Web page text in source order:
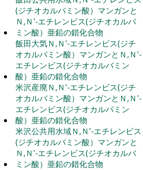
(ジチオカルバミン酸）マンガンと
Ｎ,Ｎ'-エチレンビス(ジチオカルバ
ミン酸）亜鉛の錯化合物
飯田大気Ｎ,Ｎ'-エチレンビス(ジチ
オカルバミン酸）マンガンとＮ,Ｎ'-
エチレンビス(ジチオカルバミン
酸）亜鉛の錯化合物
米沢産廃Ｎ,Ｎ'-エチレンビス(ジチ
オカルバミン酸）マンガンとＮ,Ｎ'-
エチレンビス(ジチオカルバミン
酸）亜鉛の錯化合物
米沢公共用水域Ｎ,Ｎ'-エチレンビス
(ジチオカルバミン酸）マンガンと
Ｎ,Ｎ'-エチレンビス(ジチオカルバ
ミン酸）亜鉛の錯化合物